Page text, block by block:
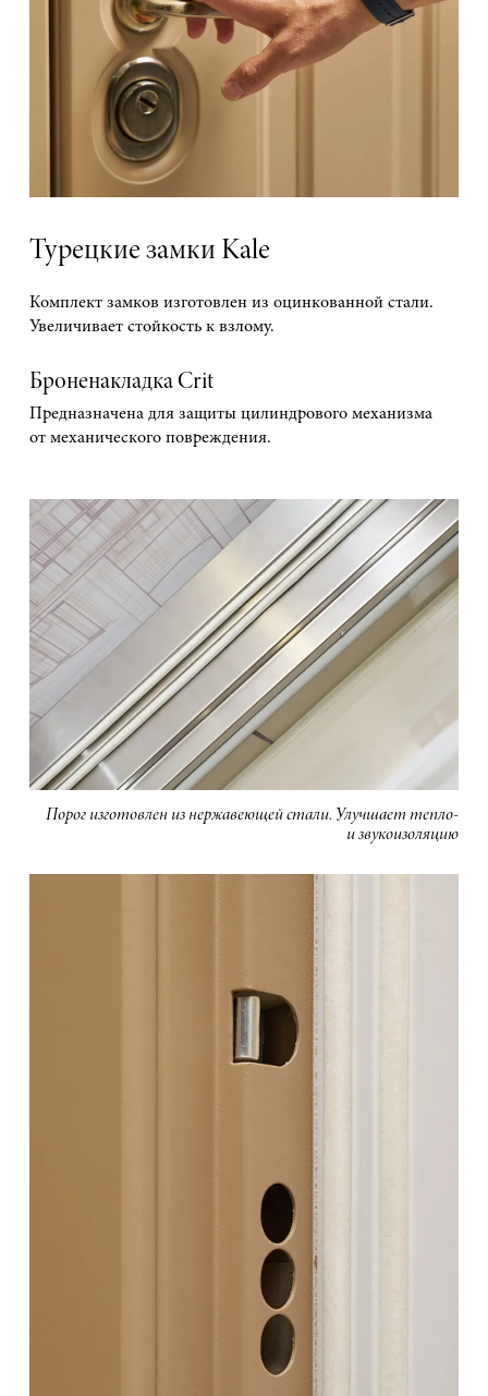
Турецкие замки Kale
Комплект замков изготовлен из оцинкованной стали.
Увеличивает стойкость к взлому.
Броненакладка Crit
Предназначена для защиты цилиндрового механизма
от механического повреждения.
Порог изготовлен из нержавеющей стали. Улучшает тепло-
и звукоизоляцию